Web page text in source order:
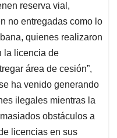
reserva vial,
no entregadas como lo
quienes realizaron
la licencia de
área de cesión”,
ha venido generando
ilegales mientras la
obstáculos a
licencias en sus